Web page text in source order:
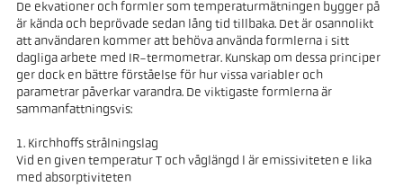
De ekvationer och formler som temperaturmätningen bygger på
är kända och beprövade sedan lång tid tillbaka. Det är osannolikt
att användaren kommer att behöva använda formlerna i sitt
dagliga arbete med IR-termometrar. Kunskap om dessa principer
ger dock en bättre förståelse för hur vissa variabler och
parametrar påverkar varandra. De viktigaste formlerna är
sammanfattningsvis:
1. Kirchhoffs strålningslag
Vid en given temperatur T och våglängd l är emissiviteten e lika
med absorptiviteten